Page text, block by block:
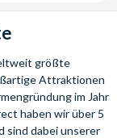
größte
Attraktionen
im Jahr
haben wir über 5
sind dabei unserer